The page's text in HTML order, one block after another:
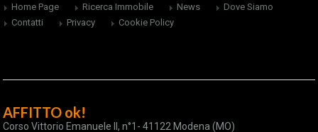
Home Page Ricerca Immobile News
Dove Siamo
Contatti
Privacy Cookie Policy
AFFITTO ok!
Corso Vittorio Emanuele II, n°1- 41122 Modena (MO)